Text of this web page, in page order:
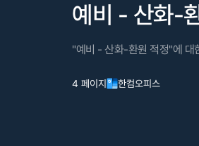
예비 - 산화-
"예비 - 산화-환원 적정"에 대
4 페이지 한컴오피스